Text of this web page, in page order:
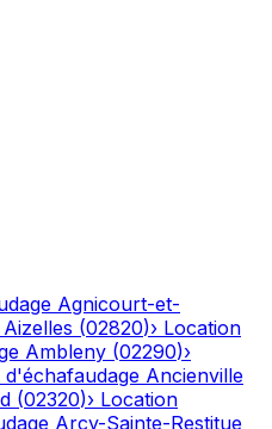
Agnicourt-et-
Aizelles (02820)› Location
Ambleny (02290)›
d'échafaudage Ancienville
(02320)› Location
Arcy-Sainte-Restitue